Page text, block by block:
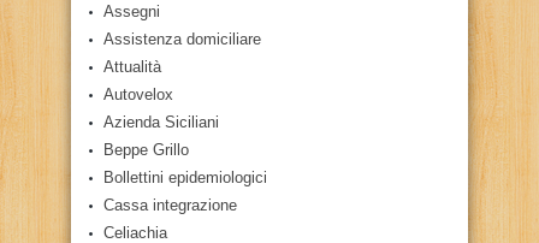
Assegni
Assistenza domiciliare
Attualità
Autovelox
Azienda Siciliani
Beppe Grillo
Bollettini epidemiologici
Cassa integrazione
Celiachia